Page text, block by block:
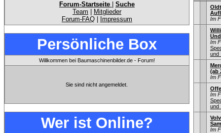
Forum-Startseite
Suche
Team
Mitglieder
Forum-FAQ
Impressum
Persönliche Box
Willkommen bei Baumaschinenbilder.de - Forum!
Sie sind nicht angemeldet.
Wer ist Online?
Im
Im
und
(ab
Im
Im
und
Im